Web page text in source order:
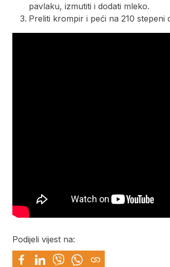
pavlaku, izmutiti i dodati mleko.
Preliti krompir i peći na 210
Podijeli vijest na: